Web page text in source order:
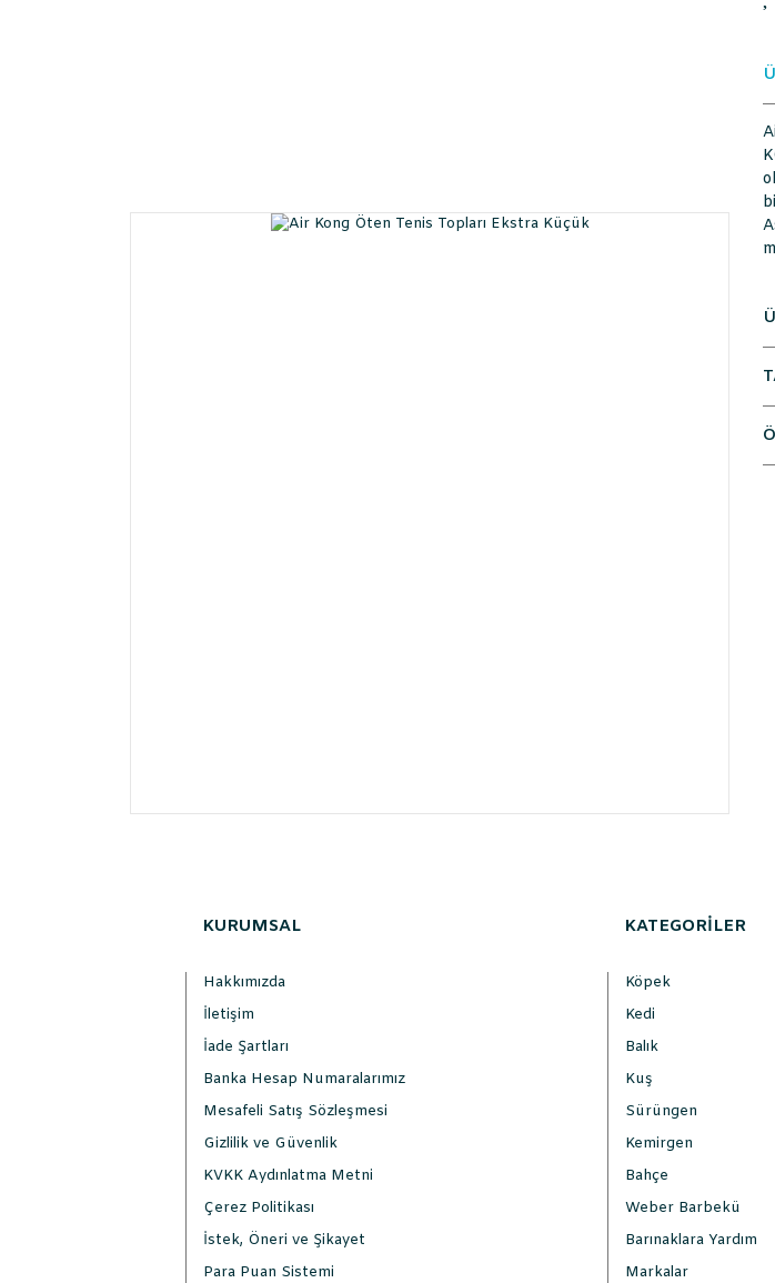
KURUMSAL
Hakkımızda
İletişim
İade Şartları
Banka Hesap Numaralarımız
Mesafeli Satış Sözleşmesi
Gizlilik ve Güvenlik
KVKK Aydınlatma Metni
Çerez Politikası
İstek, Öneri ve Şikayet
Para Puan Sistemi
KATEGORİLER
Köpek
Kedi
Balık
Kuş
Sürüngen
Kemirgen
Bahçe
Weber Barbekü
Barınaklara Yardım
Markalar